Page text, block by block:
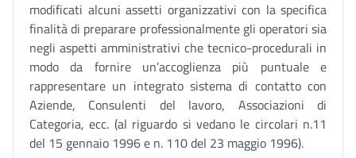
modificati alcuni assetti organizzativi con la specifica
finalità di preparare professionalmente gli operatori sia
negli aspetti amministrativi che tecnico-procedurali in
modo da fornire un’accoglienza più puntuale e
rappresentare un integrato sistema di contatto con
Aziende, Consulenti del lavoro, Associazioni di
Categoria, ecc. (al riguardo si vedano le circolari n.11
del 15 gennaio 1996 e n. 110 del 23 maggio 1996).